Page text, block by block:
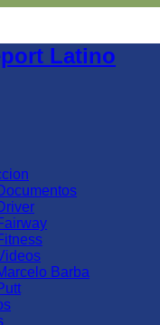
Latino
Barba